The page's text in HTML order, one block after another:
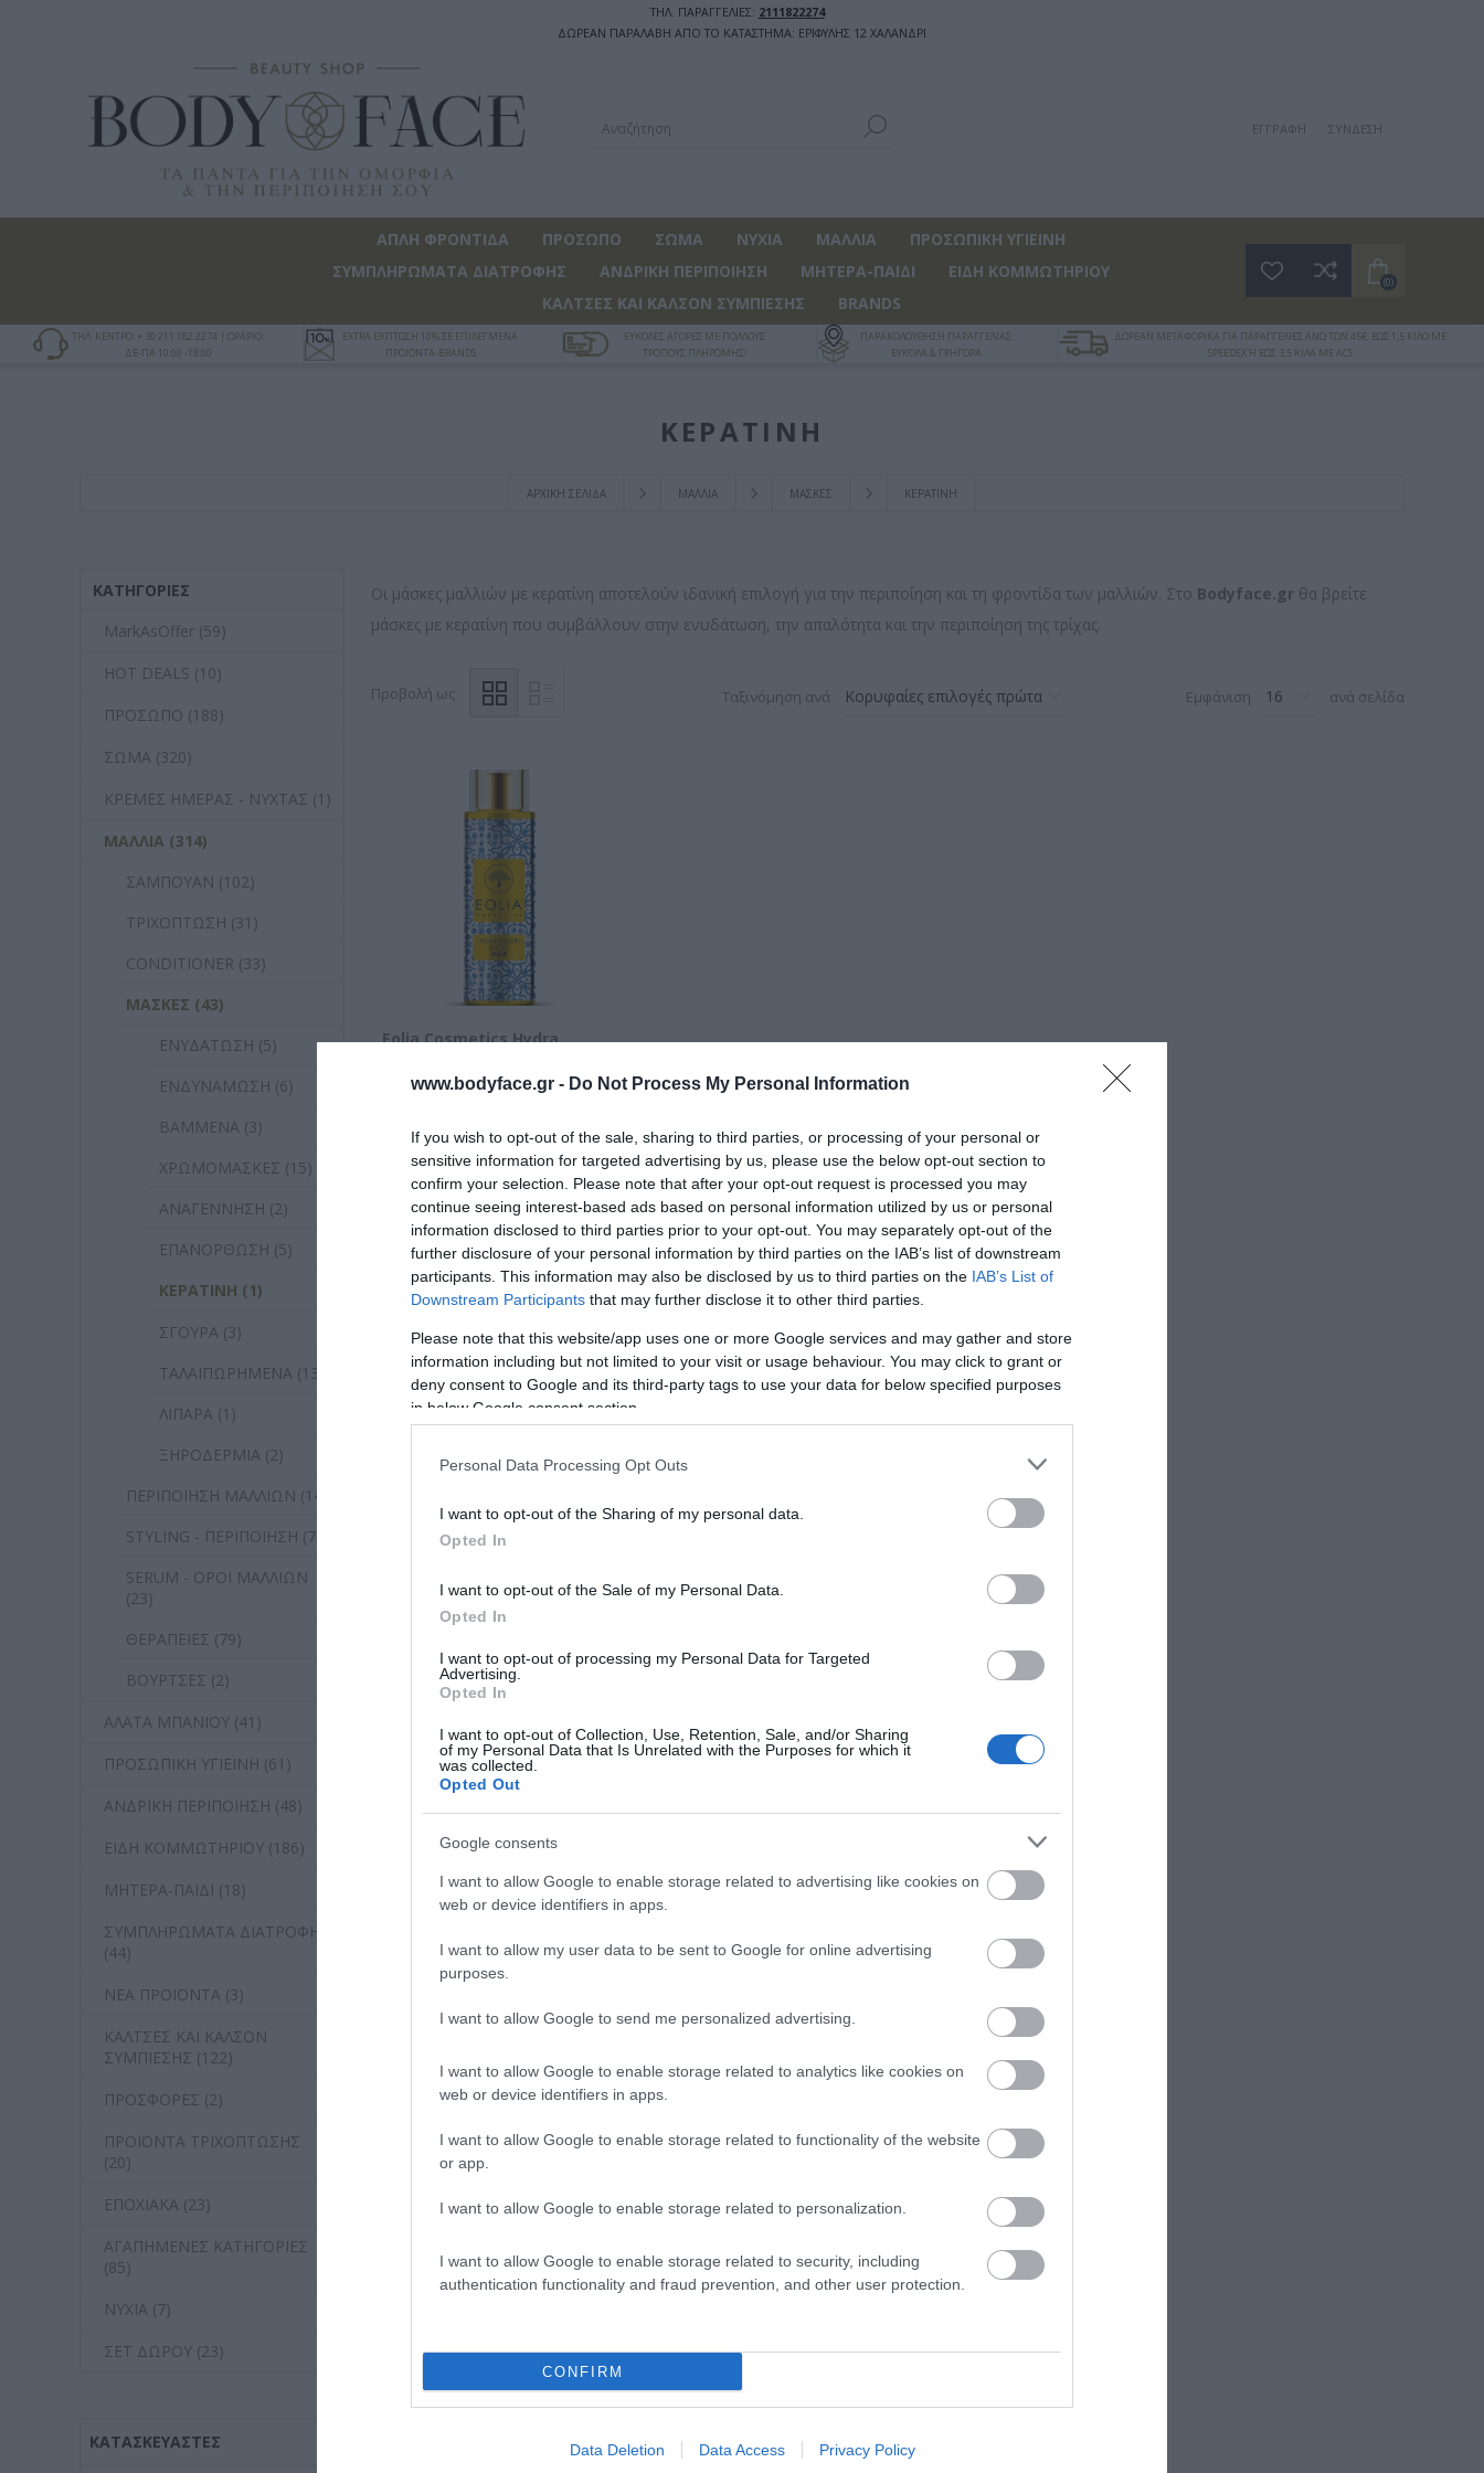
www.bodyface.gr - Do Not Process My Personal Information
If you wish to opt-out of the sale, sharing to third parties, or processing of your personal or
sensitive information for targeted advertising by us, please use the below opt-out section to
confirm your selection. Please note that after your opt-out request is processed you may
continue seeing interest-based ads based on personal information utilized by us or personal
information disclosed to third parties prior to your opt-out. You may separately opt-out of the
further disclosure of your personal information by third parties on the IAB’s list of downstream
participants. This information may also be disclosed by us to third parties on the IAB’s List of
Downstream Participants that may further disclose it to other third parties.
Please note that this website/app uses one or more Google services and may gather and store
information including but not limited to your visit or usage behaviour. You may click to grant or
deny consent to Google and its third-party tags to use your data for below specified purposes
in below Google consent section.
Personal Data Processing Opt Outs
I want to opt-out of the Sharing of my personal data.
Opted In
I want to opt-out of the Sale of my Personal Data.
Opted In
I want to opt-out of processing my Personal Data for Targeted
Advertising.
Opted In
I want to opt-out of Collection, Use, Retention, Sale, and/or Sharing
of my Personal Data that Is Unrelated with the Purposes for which it
was collected.
Opted Out
Google consents
I want to allow Google to enable storage related to advertising like cookies on
web or device identifiers in apps.
I want to allow my user data to be sent to Google for online advertising
purposes.
I want to allow Google to send me personalized advertising.
I want to allow Google to enable storage related to analytics like cookies on
web or device identifiers in apps.
I want to allow Google to enable storage related to functionality of the website
or app.
I want to allow Google to enable storage related to personalization.
I want to allow Google to enable storage related to security, including
authentication functionality and fraud prevention, and other user protection.
CONFIRM
Data Deletion Data Access Privacy Policy
ΤΗΛ. ΠΑΡΑΓΓΕΛΙΕΣ: 2111822274
ΔΩΡΕΑΝ ΠΑΡΑΛΑΒΗ ΑΠΟ ΤΟ ΚΑΤΑΣΤΗΜΑ: ΕΡΙΦΥΛΗΣ 12 ΧΑΛΑΝΔΡΙ
ΕΓΓΡΑΦΉ ΣΎΝΔΕΣΗ
ΑΠΛΗ ΦΡΟΝΤΙΔΑ ΠΡΟΣΩΠΟ ΣΩΜΑ ΝΥΧΙΑ ΜΑΛΛΙΑ
ΠΡΟΣΩΠΙΚΗ ΥΓΙΕΙΝΗ
ΣΥΜΠΛΗΡΩΜΑΤΑ ΔΙΑΤΡΟΦΗΣ
ΑΝΔΡΙΚΗ ΠΕΡΙΠΟΙΗΣΗ ΜΗΤΕΡΑ-ΠΑΙΔΙ
ΕΙΔΗ ΚΟΜΜΩΤΗΡΙΟΥ
ΚΑΛΤΣΕΣ ΚΑΙ ΚΑΛΣΟΝ ΣΥΜΠΙΕΣΗΣ
BRANDS
(0)
ΤΗΛ. ΚΕΝΤΡΟ: + 30 211 182 2274 | ΩΡΑΡΙΟ:
ΔΕ-ΠΑ 10:00 -18:00
EXTRA ΕΚΠΤΩΣΗ 10% ΣΕ ΕΠΙΛΕΓΜΕΝΑ
ΠΡΟΪΟΝΤΑ-BRANDS
ΕΥΚΟΛΕΣ ΑΓΟΡΕΣ ΜΕ ΠΟΛΛΟΥΣ
ΤΡΟΠΟΥΣ ΠΛΗΡΩΜΗΣ!
ΠΑΡΑΚΟΛΟΥΘΗΣΗ ΠΑΡΑΓΓΕΛΙΑΣ
ΕΥΚΟΛΑ & ΓΡΗΓΟΡΑ
ΔΩΡΕΑΝ ΜΕΤΑΦΟΡΙΚΑ ΓΙΑ ΠΑΡΑΓΓΕΛΙΕΣ ΑΝΩ ΤΩΝ 45€, ΕΩΣ 1,5 ΚΙΛΟ ΜΕ
SPEEDEX Ή ΕΩΣ 3,5 ΚΙΛΑ ΜΕ ACS
ΑΡΧΙΚΉ ΣΕΛΊΔΑ ΜΑΛΛΙΑ ΜΑΣΚΕΣ ΚΕΡΑΤΙΝΗ
ΚΕΡΑΤΙΝΗ
Οι μάσκες μαλλιών με κερατίνη αποτελούν ιδανική επιλογή για την περιποίηση και τη φροντίδα των μαλλιών. Στο Bodyface.gr θα βρείτε
μάσκες με κερατίνη που συμβάλλουν στην ενυδάτωση, την απαλότητα και την περιποίηση της τρίχας.
Προβολή ως Ταξινόμηση ανά Εμφάνιση ανά σελίδα
Eolia Cosmetics Hydra
16,90 €
ΚΑΤΗΓΟΡΊΕΣ
MarkAsOffer (59)
HOT DEALS (10)
ΠΡΟΣΩΠΟ (188)
ΣΩΜΑ (320)
ΚΡΕΜΕΣ ΗΜΕΡΑΣ - ΝΥΧΤΑΣ (1)
ΜΑΛΛΙΑ (314)
ΣΑΜΠΟΥΑΝ (102)
ΤΡΙΧΟΠΤΩΣΗ (31)
CONDITIONER (33)
ΜΑΣΚΕΣ (43)
ΕΝΥΔΑΤΩΣΗ (5)
ΕΝΔΥΝΑΜΩΣΗ (6)
ΒΑΜΜΕΝΑ (3)
ΧΡΩΜΟΜΑΣΚΕΣ (15)
ΑΝΑΓΕΝΝΗΣΗ (2)
ΕΠΑΝΟΡΘΩΣΗ (5)
ΚΕΡΑΤΙΝΗ (1)
ΣΓΟΥΡΑ (3)
ΤΑΛΑΙΠΩΡΗΜΕΝΑ (13)
ΛΙΠΑΡΑ (1)
ΞΗΡΟΔΕΡΜΙΑ (2)
ΠΕΡΙΠΟΙΗΣΗ ΜΑΛΛΙΩΝ (14)
STYLING - ΠΕΡΙΠΟΙΗΣΗ (70)
SERUM - ΟΡΟΙ ΜΑΛΛΙΩΝ
(23)
ΘΕΡΑΠΕΙΕΣ (79)
ΒΟΥΡΤΣΕΣ (2)
ΑΛΑΤΑ ΜΠΑΝΙΟΥ (41)
ΠΡΟΣΩΠΙΚΗ ΥΓΙΕΙΝΗ (61)
ΑΝΔΡΙΚΗ ΠΕΡΙΠΟΙΗΣΗ (48)
ΕΙΔΗ ΚΟΜΜΩΤΗΡΙΟΥ (186)
ΜΗΤΕΡΑ-ΠΑΙΔΙ (18)
ΣΥΜΠΛΗΡΩΜΑΤΑ ΔΙΑΤΡΟΦΗΣ
(44)
ΝΕΑ ΠΡΟΪΟΝΤΑ (3)
ΚΑΛΤΣΕΣ ΚΑΙ ΚΑΛΣΟΝ
ΣΥΜΠΙΕΣΗΣ (122)
ΠΡΟΣΦΟΡΕΣ (2)
ΠΡΟΪΟΝΤΑ ΤΡΙΧΟΠΤΩΣΗΣ
(20)
ΕΠΟΧΙΑΚΑ (23)
ΑΓΑΠΗΜΕΝΕΣ ΚΑΤΗΓΟΡΙΕΣ
(85)
ΝΥΧΙΑ (7)
ΣΕΤ ΔΩΡΟΥ (23)
ΚΑΤΑΣΚΕΥΑΣΤΈΣ